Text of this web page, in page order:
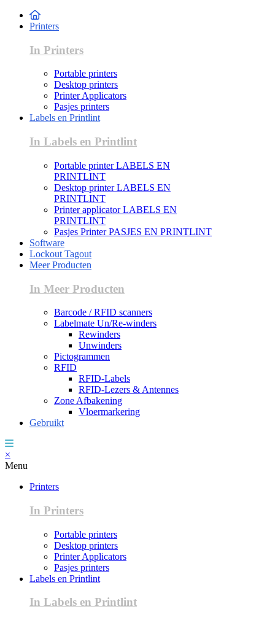
Printers
In Printers
Portable printers
Desktop printers
Printer Applicators
Pasjes printers
Labels en Printlint
In Labels en Printlint
Portable printer LABELS EN
PRINTLINT
Desktop printer LABELS EN
PRINTLINT
Printer applicator LABELS EN
PRINTLINT
Pasjes Printer PASJES EN PRINTLINT
Software
Lockout Tagout
Meer Producten
In Meer Producten
Barcode / RFID scanners
Labelmate Un/Re-winders
Rewinders
Unwinders
Pictogrammen
RFID
RFID-Labels
RFID-Lezers & Antennes
Zone Afbakening
Vloermarkering
Gebruikt
×
Menu
Printers
In Printers
Portable printers
Desktop printers
Printer Applicators
Pasjes printers
Labels en Printlint
In Labels en Printlint